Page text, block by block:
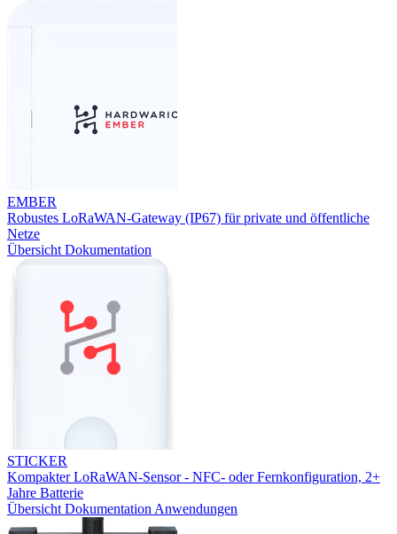
EMBER
Robustes LoRaWAN-Gateway (IP67) für private und öffentliche
Netze
Übersicht Dokumentation
STICKER
Kompakter LoRaWAN-Sensor - NFC- oder Fernkonfiguration, 2+
Jahre Batterie
Übersicht Dokumentation Anwendungen